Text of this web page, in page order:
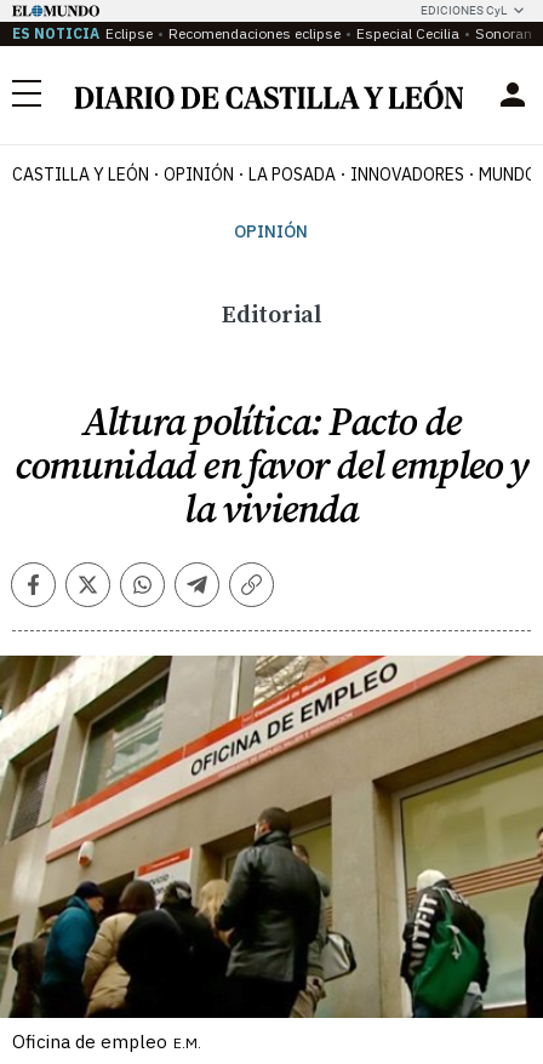
EDICIONES CyL
ES NOTICIA Eclipse Recomendaciones eclipse Especial Cecilia
Menú
CASTILLA Y LEÓN OPINIÓN LA POSADA INNOVADORES MUNDO
OPINIÓN
Editorial
Altura política: Pacto de
comunidad en favor del empleo y
la vivienda
FacebookTwitterWhatsappTelegramCopiar
Oficina de empleo E.M.